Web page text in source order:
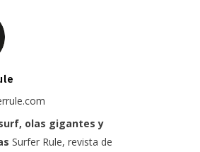
olas gigantes y
Surfer Rule, revista de